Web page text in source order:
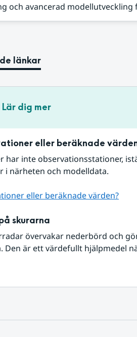
och avancerad modellutveckling
länkar
Lär dig mer
eller beräknade
har inte observationsstationer,
i närheten och modelldata.
eller beräknade värden?
skurarna
övervakar nederbörd och
Den är ett värdefullt hjälpmedel